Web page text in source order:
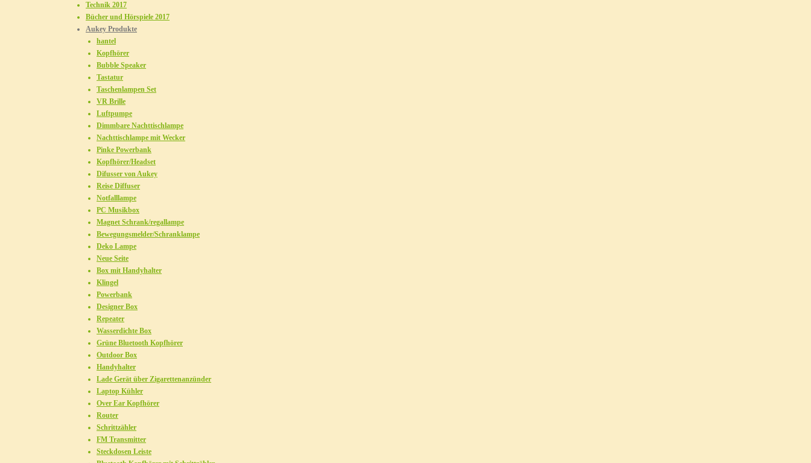
Technik 2017
Bücher und Hörspiele 2017
Aukey Produkte
hantel
Kopfhörer
Bubble Speaker
Tastatur
Taschenlampen Set
VR Brille
Luftpumpe
Dimmbare Nachttischlampe
Nachttischlampe mit Wecker
Pinke Powerbank
Kopfhörer/Headset
Difusser von Aukey
Reise Diffuser
Notfalllampe
PC Musikbox
Magnet Schrank/regallampe
Bewegungsmelder/Schranklampe
Deko Lampe
Neue Seite
Box mit Handyhalter
Klingel
Powerbank
Designer Box
Repeater
Wasserdichte Box
Grüne Bluetooth Kopfhörer
Outdoor Box
Handyhalter
Lade Gerät über Zigarettenanzünder
Laptop Kühler
Over Ear Kopfhörer
Router
Schrittzähler
FM Transmitter
Steckdosen Leiste